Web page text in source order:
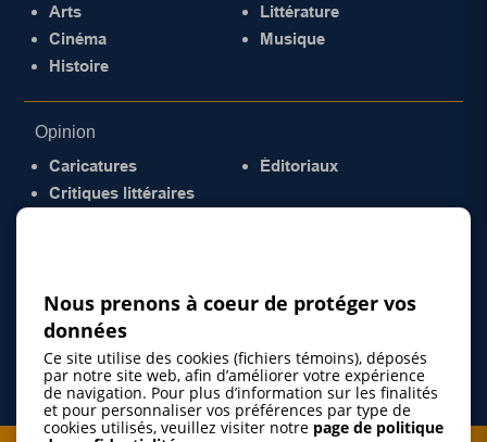
Arts
Cinéma
Histoire
Littérature
Musique
Opinion
Caricatures
Critiques littéraires
Éditoriaux
Nous prenons à coeur de protéger vos
données
Ce site utilise des cookies (fichiers témoins), déposés
par notre site web, afin d’améliorer votre expérience
de navigation. Pour plus d’information sur les finalités
et pour personnaliser vos préférences par type de
cookies utilisés, veuillez visiter notre page de politique